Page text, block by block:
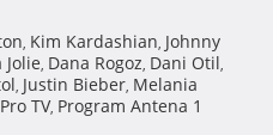
, Kim Kardashian, Johnny
, Dana Rogoz, Dani Otil,
, Justin Bieber, Melania
TV, Program Antena 1